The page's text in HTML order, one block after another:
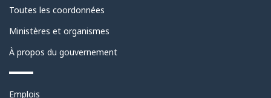
de
ce
Toutes les coordonnées
Ministères et organismes
À propos du gouvernement
Thèmes
Emplois